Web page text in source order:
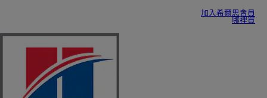
加入希爾思會員
哪裡買